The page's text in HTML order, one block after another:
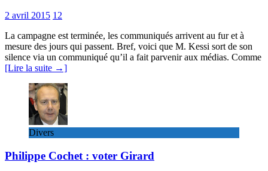
2 avril 2015 12
La campagne est terminée, les communiqués arrivent au fur et à
mesure des jours qui passent. Bref, voici que M. Kessi sort de son
silence via un communiqué qu’il a fait parvenir aux médias. Comme
[Lire la suite →]
Divers
Philippe Cochet : voter Girard